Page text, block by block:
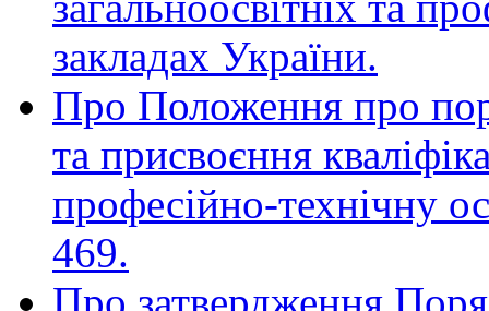
закладах України.
Про Положення про
та присвоєння
професійно-технічну
469.
Про затвердження